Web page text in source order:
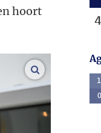
hoort
vergroot